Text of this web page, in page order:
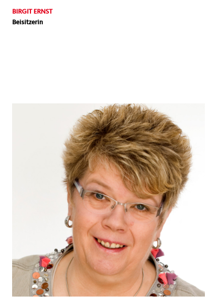
BIRGIT ERNST
Beisitzerin